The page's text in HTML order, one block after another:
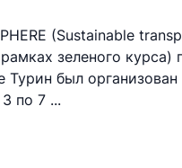
(Sustainable
зеленого
Турин был
по 7 ...